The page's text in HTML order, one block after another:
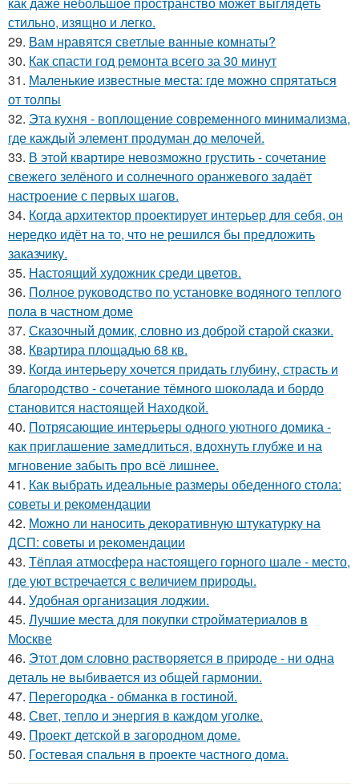
стильно, изящно и легко.
29. Вам нравятся светлые ванные комнаты?
30. Как спасти год ремонта всего за 30 минут
31. Маленькие известные места: где можно спрятаться
от толпы
32. Эта кухня - воплощение современного минимализма,
где каждый элемент продуман до мелочей.
33. В этой квартире невозможно грустить - сочетание
свежего зелёного и солнечного оранжевого задаёт
настроение с первых шагов.
34. Когда архитектор проектирует интерьер для себя, он
нередко идёт на то, что не решился бы предложить
заказчику.
35. Настоящий художник среди цветов.
36. Полное руководство по установке водяного теплого
пола в частном доме
37. Сказочный домик, словно из доброй старой сказки.
38. Квартира площадью 68 кв.
39. Когда интерьеру хочется придать глубину, страсть и
благородство - сочетание тёмного шоколада и бордо
становится настоящей Находкой.
40. Потрясающие интерьеры одного уютного домика -
как приглашение замедлиться, вдохнуть глубже и на
мгновение забыть про всё лишнее.
41. Как выбрать идеальные размеры обеденного стола:
советы и рекомендации
42. Можно ли наносить декоративную штукатурку на
ДСП: советы и рекомендации
43. Тёплая атмосфера настоящего горного шале - место,
где уют встречается с величием природы.
44. Удобная организация лоджии.
45. Лучшие места для покупки стройматериалов в
Москве
46. Этот дом словно растворяется в природе - ни одна
деталь не выбивается из общей гармонии.
47. Перегородка - обманка в гостиной.
48. Свет, тепло и энергия в каждом уголке.
49. Проект детской в загородном доме.
50. Гостевая спальня в проекте частного дома.